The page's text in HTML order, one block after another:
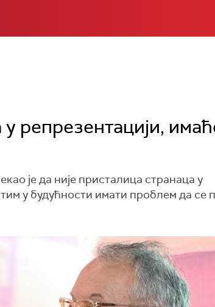
репрезентацији,
је да није присталица странаца у
у будућности имати проблем да се